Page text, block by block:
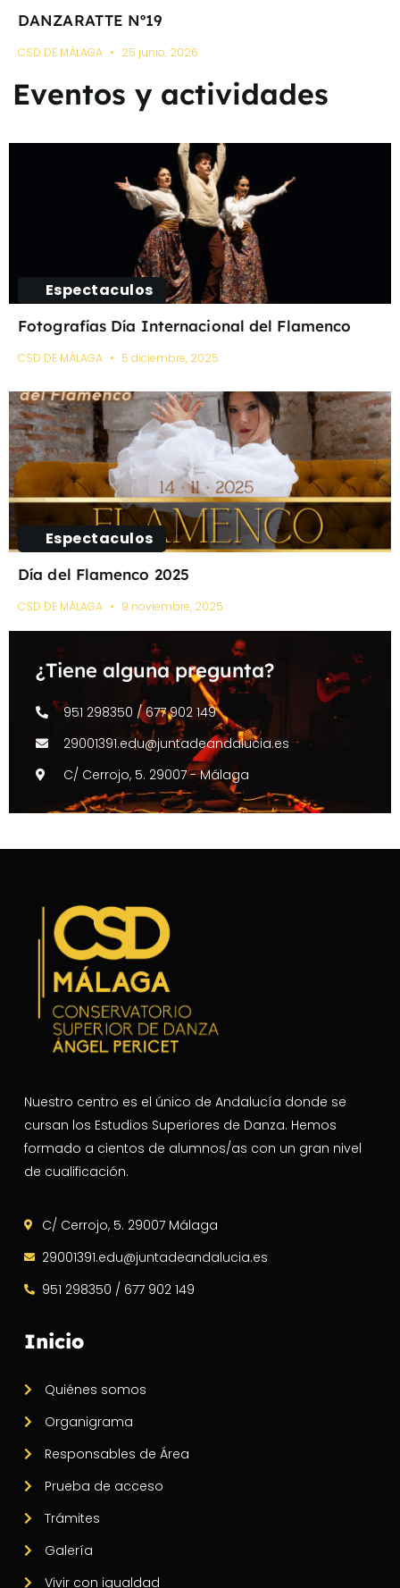
DANZARATTE Nº19
CSD DE MÁLAGA 25 junio, 2026
Eventos y actividades
Espectaculos
Fotografías Día Internacional del Flamenco
CSD DE MÁLAGA 5 diciembre, 2025
Espectaculos
Día del Flamenco 2025
CSD DE MÁLAGA 9 noviembre, 2025
¿Tiene alguna pregunta?
951 298350 / 677 902 149
29001391.edu@juntadeandalucia.es
C/ Cerrojo, 5. 29007 - Málaga
Nuestro centro es el único de Andalucía donde se
cursan los Estudios Superiores de Danza. Hemos
formado a cientos de alumnos/as con un gran nivel
de cualificación.
C/ Cerrojo, 5. 29007 Málaga
29001391.edu@juntadeandalucia.es
951 298350 / 677 902 149
Inicio
Quiénes somos
Organigrama
Responsables de Área
Prueba de acceso
Trámites
Galería
Vivir con igualdad